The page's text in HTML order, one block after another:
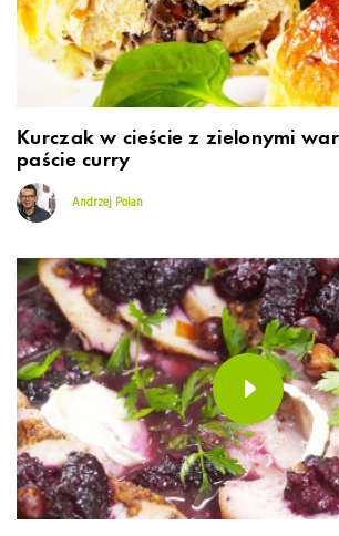
Kurczak w cieście z zielonymi
paście curry
Andrzej Polan